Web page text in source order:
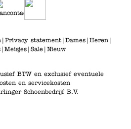
| Privacy statement| Dames| Heren|
| Meisjes| Sale| Nieuw
BTW en exclusief eventuele
en servicekosten
Schoenbedrijf B.V.